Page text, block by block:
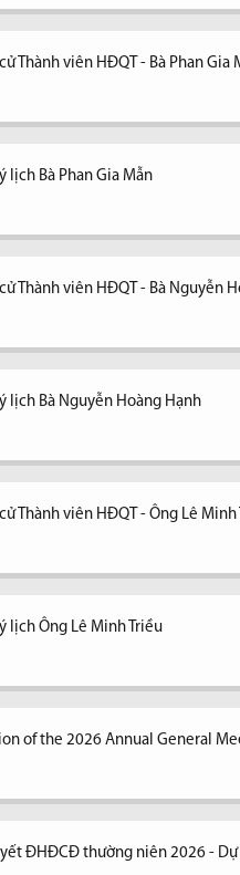
Thành viên HĐQT - Bà Phan Gia
lịch Bà Phan Gia Mẫn
Thành viên HĐQT - Bà Nguyễn
lịch Bà Nguyễn Hoàng Hạnh
Thành viên HĐQT - Ông Lê Minh
lịch Ông Lê Minh Triều
of the 2026 Annual General
ĐHĐCĐ thường niên 2026 -